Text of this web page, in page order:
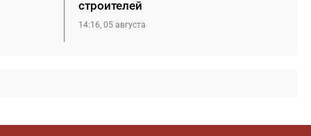
строителей
14:16, 05 августа